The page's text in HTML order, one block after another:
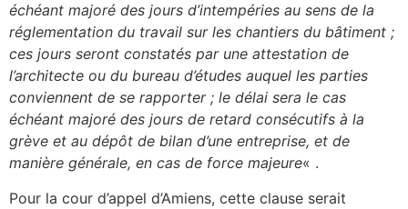
échéant majoré des jours d’intempéries au sens de la
réglementation du travail sur les chantiers du bâtiment ;
ces jours seront constatés par une attestation de
l’architecte ou du bureau d’études auquel les parties
conviennent de se rapporter ; le délai sera le cas
échéant majoré des jours de retard consécutifs à la
grève et au dépôt de bilan d’une entreprise, et de
manière générale, en cas de force majeure« .
Pour la cour d’appel d’Amiens, cette clause serait